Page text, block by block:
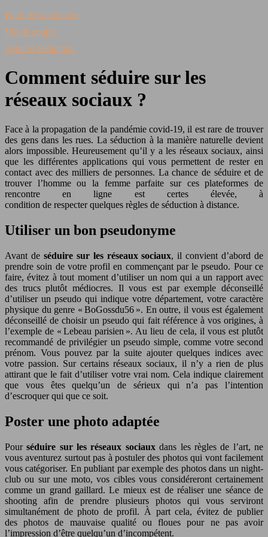
Faire des rencontres
Vie de couple
Astuces Séduction
Comment séduire sur les
réseaux sociaux ?
Face à la propagation de la pandémie covid-19, il est rare de trouver
des gens dans les rues. La séduction à la manière naturelle devient
alors impossible. Heureusement qu’il y a les réseaux sociaux, ainsi
que les différentes applications qui vous permettent de rester en
contact avec des milliers de personnes. La chance de séduire et de
trouver l’homme ou la femme parfaite sur ces plateformes de
rencontre en ligne est certes élevée, à
condition de respecter quelques règles de séduction à distance.
Utiliser un bon pseudonyme
Avant de séduire sur les réseaux sociaux, il convient d’abord de
prendre soin de votre profil en commençant par le pseudo. Pour ce
faire, évitez à tout moment d’utiliser un nom qui a un rapport avec
des trucs plutôt médiocres. Il vous est par exemple déconseillé
d’utiliser un pseudo qui indique votre département, votre caractère
physique du genre « BoGossdu56 ». En outre, il vous est également
déconseillé de choisir un pseudo qui fait référence à vos origines, à
l’exemple de « Lebeau parisien ». Au lieu de cela, il vous est plutôt
recommandé de privilégier un pseudo simple, comme votre second
prénom. Vous pouvez par la suite ajouter quelques indices avec
votre passion. Sur certains réseaux sociaux, il n’y a rien de plus
attirant que le fait d’utiliser votre vrai nom. Cela indique clairement
que vous êtes quelqu’un de sérieux qui n’a pas l’intention
d’escroquer qui que ce soit.
Poster une photo adaptée
Pourséduire sur les réseaux sociauxdans les règles de l’art, ne
vous aventurez surtout pas à postuler des photos qui vont facilement
vous catégoriser. En publiant par exemple des photos dans un night-
club ou sur une moto, vos cibles vous considéreront certainement
comme un grand gaillard. Le mieux est de réaliser une séance de
shooting afin de prendre plusieurs photos qui vous serviront
simultanément de photo de profil. À part cela, évitez de publier
des photos de mauvaise qualité ou floues pour ne pas avoir
l’impression d’être quelqu’un d’incompétent.